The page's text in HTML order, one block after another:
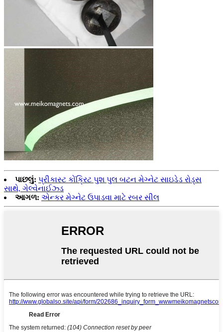
પાછલું: પ્રીકાસ્ટ કોંક્રિટ પુશ પુલ બટન મેગ્નેટ સાઇડેડ રોડ્સ
સાથે, ગેલ્વેનાઈઝ્ડ
આગળ: એન્કર મેગ્નેટ ઉપાડવા માટે રબર સીલ